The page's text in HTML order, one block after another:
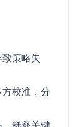
策略失
校准，分